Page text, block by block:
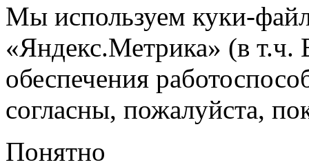
Мы используем куки-
«Яндекс.Метрика» (в т.ч.
обеспечения
согласны, пожалуйста,
Понятно